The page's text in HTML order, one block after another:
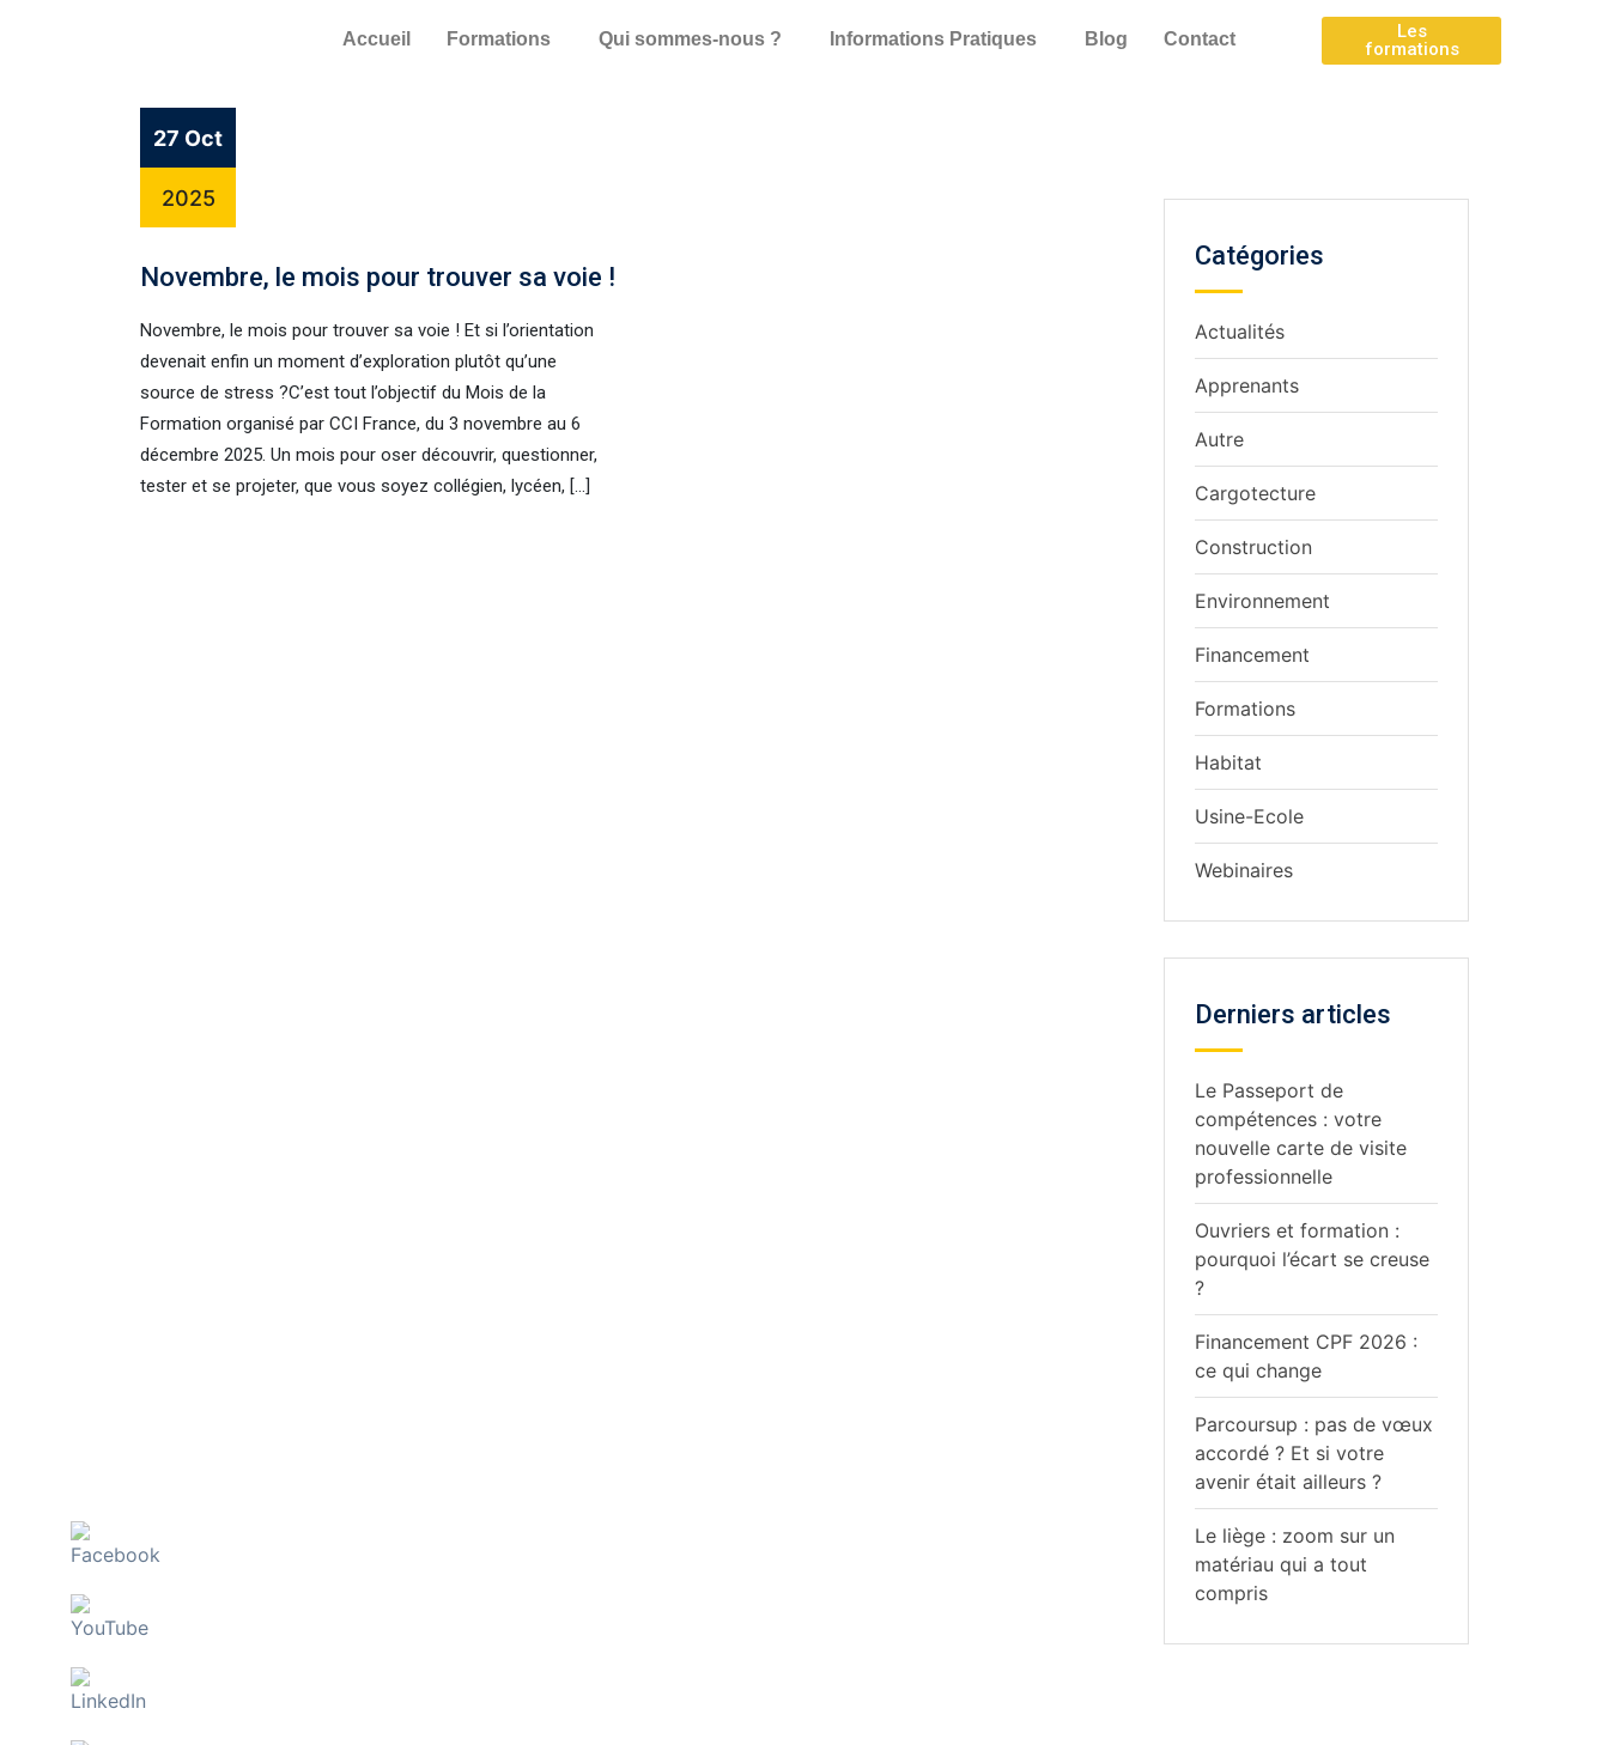
Accueil Formations Qui sommes-nous ? Informations Pratiques Blog Contact
Les
formations
27 Oct
2025
Novembre, le mois pour trouver sa voie !
Novembre, le mois pour trouver sa voie ! Et si l’orientation
devenait enfin un moment d’exploration plutôt qu’une
source de stress ?C’est tout l’objectif du Mois de la
Formation organisé par CCI France, du 3 novembre au 6
décembre 2025. Un mois pour oser découvrir, questionner,
tester et se projeter, que vous soyez collégien, lycéen, […]
Catégories
Actualités
Apprenants
Autre
Cargotecture
Construction
Environnement
Financement
Formations
Habitat
Usine-Ecole
Webinaires
Derniers articles
Le Passeport de
compétences : votre
nouvelle carte de visite
professionnelle
Ouvriers et formation :
pourquoi l’écart se creuse
?
Financement CPF 2026 :
ce qui change
Parcoursup : pas de vœux
accordé ? Et si votre
avenir était ailleurs ?
Le liège : zoom sur un
matériau qui a tout
compris